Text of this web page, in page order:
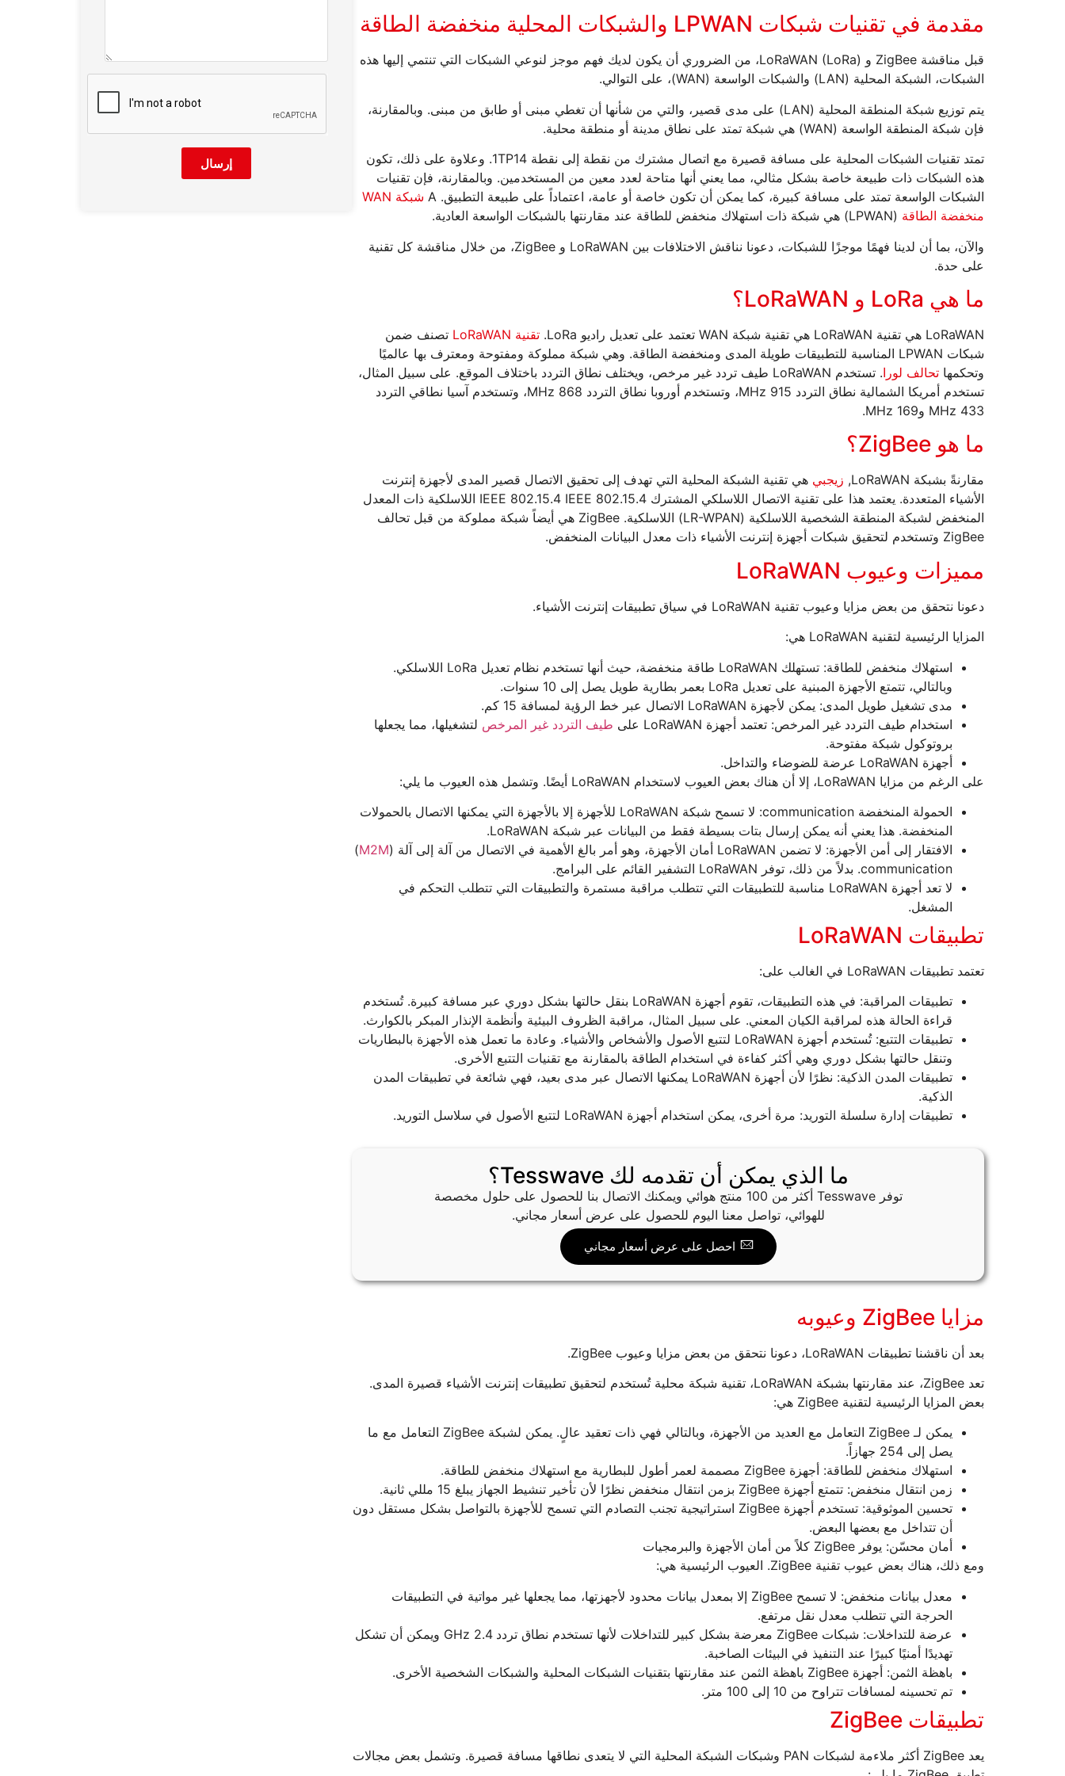
مقدمة في تقنيات شبكات LPWAN والشبكات المحلية منخفضة الطاقة
قبل مناقشة ZigBee و LoRaWAN (LoRa)، من الضروري أن يكون لديك فهم موجز لنوعي الشبكات التي تنتمي إليها هذه
الشبكات، الشبكة المحلية (LAN) والشبكات الواسعة (WAN)، على التوالي.
يتم توزيع شبكة المنطقة المحلية (LAN) على مدى قصير، والتي من شأنها أن تغطي مبنى أو طابق من مبنى. وبالمقارنة،
فإن شبكة المنطقة الواسعة (WAN) هي شبكة تمتد على نطاق مدينة أو منطقة محلية.
تمتد تقنيات الشبكات المحلية على مسافة قصيرة مع اتصال مشترك من نقطة إلى نقطة 1TP14. وعلاوة على ذلك، تكون
هذه الشبكات ذات طبيعة خاصة بشكل مثالي، مما يعني أنها متاحة لعدد معين من المستخدمين. وبالمقارنة، فإن تقنيات
الشبكات الواسعة تمتد على مسافة كبيرة، كما يمكن أن تكون خاصة أو عامة، اعتماداً على طبيعة التطبيق. A
شبكة WAN
منخفضة الطاقة (LPWAN) هي شبكة ذات استهلاك منخفض للطاقة عند مقارنتها بالشبكات الواسعة العادية.
والآن، بما أن لدينا فهمًا موجزًا للشبكات، دعونا نناقش الاختلافات بين LoRaWAN و ZigBee، من خلال مناقشة كل تقنية
على حدة.
ما هي LoRa و LoRaWAN؟
LoRaWAN هي تقنية LoRaWAN هي تقنية شبكة WAN تعتمد على تعديل راديو LoRa. تقنية LoRaWAN
تصنف ضمن
شبكات LPWAN المناسبة للتطبيقات طويلة المدى ومنخفضة الطاقة. وهي شبكة مملوكة ومفتوحة ومعترف بها عالميًا
وتحكمها تحالف لورا
. تستخدم LoRaWAN طيف تردد غير مرخص، ويختلف نطاق التردد باختلاف الموقع. على سبيل المثال،
تستخدم أمريكا الشمالية نطاق التردد 915 MHz، وتستخدم أوروبا نطاق التردد 868 MHz، وتستخدم آسيا نطاقي التردد
433 MHz و169 MHz.
ما هو ZigBee؟
مقارنةً بشبكة LoRaWAN, زيجبي هي تقنية الشبكة المحلية التي تهدف إلى تحقيق الاتصال قصير المدى لأجهزة إنترنت
الأشياء المتعددة. يعتمد هذا على تقنية الاتصال اللاسلكي المشترك IEEE 802.15.4 IEEE 802.15.4 اللاسلكية ذات المعدل
المنخفض لشبكة المنطقة الشخصية اللاسلكية (LR-WPAN) اللاسلكية. ZigBee هي أيضاً شبكة مملوكة من قبل تحالف
ZigBee وتستخدم لتحقيق شبكات أجهزة إنترنت الأشياء ذات معدل البيانات المنخفض.
مميزات وعيوب LoRaWAN
دعونا نتحقق من بعض مزايا وعيوب تقنية LoRaWAN في سياق تطبيقات إنترنت الأشياء.
المزايا الرئيسية لتقنية LoRaWAN هي:
استهلاك منخفض للطاقة: تستهلك LoRaWAN طاقة منخفضة، حيث أنها تستخدم نظام تعديل LoRa اللاسلكي.
وبالتالي، تتمتع الأجهزة المبنية على تعديل LoRa بعمر بطارية طويل يصل إلى 10 سنوات.
مدى تشغيل طويل المدى: يمكن لأجهزة LoRaWAN الاتصال عبر خط الرؤية لمسافة 15 كم.
استخدام طيف التردد غير المرخص: تعتمد أجهزة LoRaWAN على
طيف التردد غير المرخص لتشغيلها، مما يجعلها
بروتوكول شبكة مفتوحة.
أجهزة LoRaWAN عرضة للضوضاء والتداخل.
على الرغم من مزايا LoRaWAN، إلا أن هناك بعض العيوب لاستخدام LoRaWAN أيضًا. وتشمل هذه العيوب ما يلي:
الحمولة المنخفضة communication: لا تسمح شبكة LoRaWAN للأجهزة إلا بالأجهزة التي يمكنها الاتصال بالحمولات
المنخفضة. هذا يعني أنه يمكن إرسال بتات بسيطة فقط من البيانات عبر شبكة LoRaWAN.
الافتقار إلى أمن الأجهزة: لا تضمن LoRaWAN أمان الأجهزة، وهو أمر بالغ الأهمية في الاتصال من آلة إلى آلة (
M2M
)
communication. بدلاً من ذلك، توفر LoRaWAN التشفير القائم على البرامج.
لا تعد أجهزة LoRaWAN مناسبة للتطبيقات التي تتطلب مراقبة مستمرة والتطبيقات التي تتطلب التحكم في
المشغل.
تطبيقات LoRaWAN
تعتمد تطبيقات LoRaWAN في الغالب على:
تطبيقات المراقبة: في هذه التطبيقات، تقوم أجهزة LoRaWAN بنقل حالتها بشكل دوري عبر مسافة كبيرة. تُستخدم
قراءة الحالة هذه لمراقبة الكيان المعني. على سبيل المثال، مراقبة الظروف البيئية وأنظمة الإنذار المبكر بالكوارث.
تطبيقات التتبع: تُستخدم أجهزة LoRaWAN لتتبع الأصول والأشخاص والأشياء. وعادة ما تعمل هذه الأجهزة بالبطاريات
وتنقل حالتها بشكل دوري وهي أكثر كفاءة في استخدام الطاقة بالمقارنة مع تقنيات التتبع الأخرى.
تطبيقات المدن الذكية: نظرًا لأن أجهزة LoRaWAN يمكنها الاتصال عبر مدى بعيد، فهي شائعة في تطبيقات المدن
الذكية.
تطبيقات إدارة سلسلة التوريد: مرة أخرى، يمكن استخدام أجهزة LoRaWAN لتتبع الأصول في سلاسل التوريد.
ما الذي يمكن أن تقدمه لك Tesswave؟
توفر Tesswave أكثر من 100 منتج هوائي ويمكنك الاتصال بنا للحصول على حلول مخصصة
للهوائي، تواصل معنا اليوم للحصول على عرض أسعار مجاني.
احصل على عرض أسعار مجاني
مزايا ZigBee وعيوبه
بعد أن ناقشنا تطبيقات LoRaWAN، دعونا نتحقق من بعض مزايا وعيوب ZigBee.
تعد ZigBee، عند مقارنتها بشبكة LoRaWAN، تقنية شبكة محلية تُستخدم لتحقيق تطبيقات إنترنت الأشياء قصيرة المدى.
بعض المزايا الرئيسية لتقنية ZigBee هي:
يمكن لـ ZigBee التعامل مع العديد من الأجهزة، وبالتالي فهي ذات تعقيد عالٍ. يمكن لشبكة ZigBee التعامل مع ما
يصل إلى 254 جهازاً.
استهلاك منخفض للطاقة: أجهزة ZigBee مصممة لعمر أطول للبطارية مع استهلاك منخفض للطاقة.
زمن انتقال منخفض: تتمتع أجهزة ZigBee بزمن انتقال منخفض نظرًا لأن تأخير تنشيط الجهاز يبلغ 15 مللي ثانية.
تحسين الموثوقية: تستخدم أجهزة ZigBee استراتيجية تجنب التصادم التي تسمح للأجهزة بالتواصل بشكل مستقل دون
أن تتداخل مع بعضها البعض.
أمان محسّن: يوفر ZigBee كلاً من أمان الأجهزة والبرمجيات
ومع ذلك، هناك بعض عيوب تقنية ZigBee. العيوب الرئيسية هي:
معدل بيانات منخفض: لا تسمح ZigBee إلا بمعدل بيانات محدود لأجهزتها، مما يجعلها غير مواتية في التطبيقات
الحرجة التي تتطلب معدل نقل مرتفع.
عرضة للتداخلات: شبكات ZigBee معرضة بشكل كبير للتداخلات لأنها تستخدم نطاق تردد 2.4 GHz ويمكن أن تشكل
تهديدًا أمنيًا كبيرًا عند التنفيذ في البيئات الصاخبة.
باهظة الثمن: أجهزة ZigBee باهظة الثمن عند مقارنتها بتقنيات الشبكات المحلية والشبكات الشخصية الأخرى.
تم تحسينه لمسافات تتراوح من 10 إلى 100 متر.
تطبيقات ZigBee
يعد ZigBee أكثر ملاءمة لشبكات PAN وشبكات الشبكة المحلية التي لا يتعدى نطاقها مسافة قصيرة. وتشمل بعض مجالات
إرسال